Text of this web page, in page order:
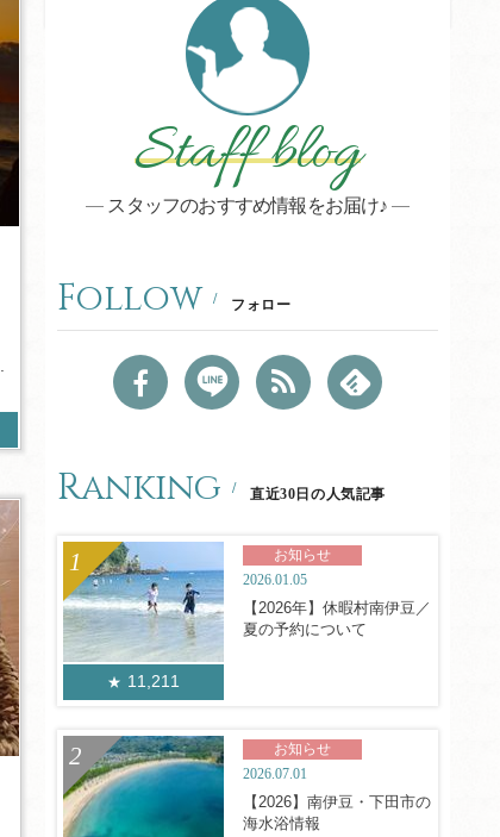
Staff blog
スタッフのおすすめ情報をお届け♪
Follow フォロー
Ranking 直近30日の人気記事
11,211
お知らせ
2026.01.05
【2026年】休暇村南伊豆／
夏の予約について
お知らせ
2026.07.01
【2026】南伊豆・下田市の
海水浴情報